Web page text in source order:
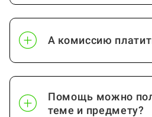
А комиссию
Помощь можно
теме и предмету?